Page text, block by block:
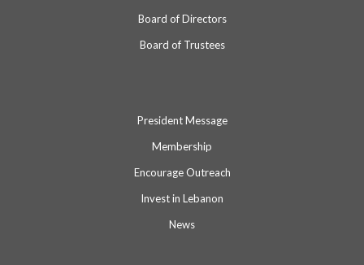
Board of Directors
Board of Trustees
President Message
Membership
Encourage Outreach
Invest in Lebanon
News